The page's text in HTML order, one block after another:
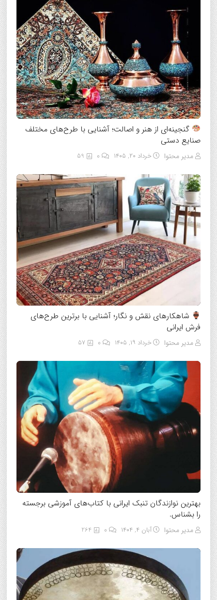
گنجینه‌ای از هنر و اصالت؛ آشنایی با طرح‌های مختلف
صنایع دستی
مدیر محتوا خرداد ۲۰, ۱۴۰۵ 59
شاهکارهای نقش و نگار؛ آشنایی با برترین طرح‌های
فرش ایرانی
مدیر محتوا خرداد ۱۹, ۱۴۰۵ 57
بهترین نوازندگان تنبک ایرانی با کتاب‌های آموزشی برجسته
را بشناس.
مدیر محتوا آبان ۴, ۱۴۰۴ 264